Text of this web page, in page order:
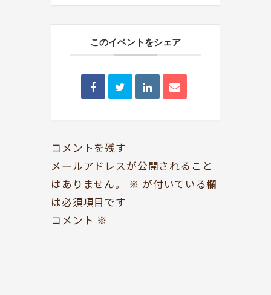
CAFE
開いてる？
SCHEDULE AUDIO
ドッグセラピー
KOKORO SUPPORT
イベント情報
このイベントをシェア
コメントを残す
メールアドレスが公開されること
はありません。
※ が付いている欄
は必須項目です
コメント ※